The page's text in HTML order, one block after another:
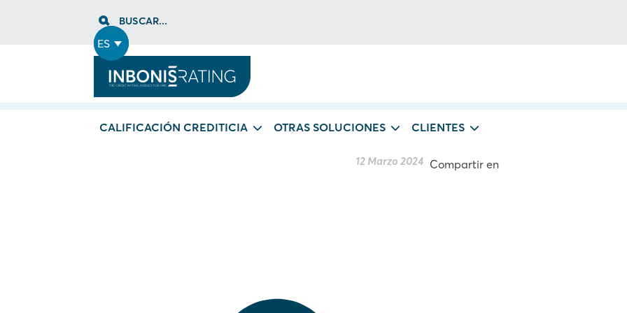
BUSCAR...
ES
CALIFICACIÓN CREDITICIA OTRAS SOLUCIONES CLIENTES
12 Marzo 2024 Compartir en